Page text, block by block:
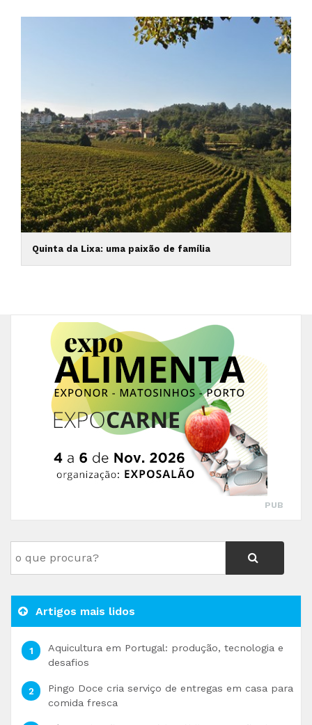
Quinta da Lixa: uma paixão de família
PUB
Artigos mais lidos
Aquicultura em Portugal: produção, tecnologia e
desafios
Pingo Doce cria serviço de entregas em casa para
comida fresca